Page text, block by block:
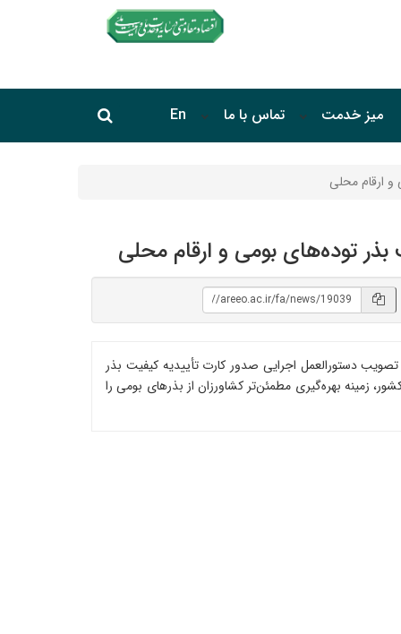
میز خدمت تماس با ما En جستجو
و ارقام محلی
بذر توده‌های بومی و ارقام محلی
دستورالعمل اجرایی صدور کارت تأییدیه کیفیت بذر
زمینه بهره‌گیری مطمئن‌تر کشاورزان از بذرهای بومی را